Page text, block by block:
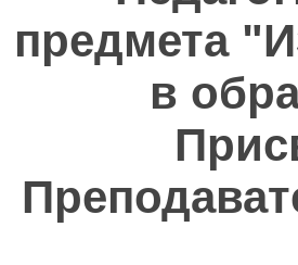
предмета
в